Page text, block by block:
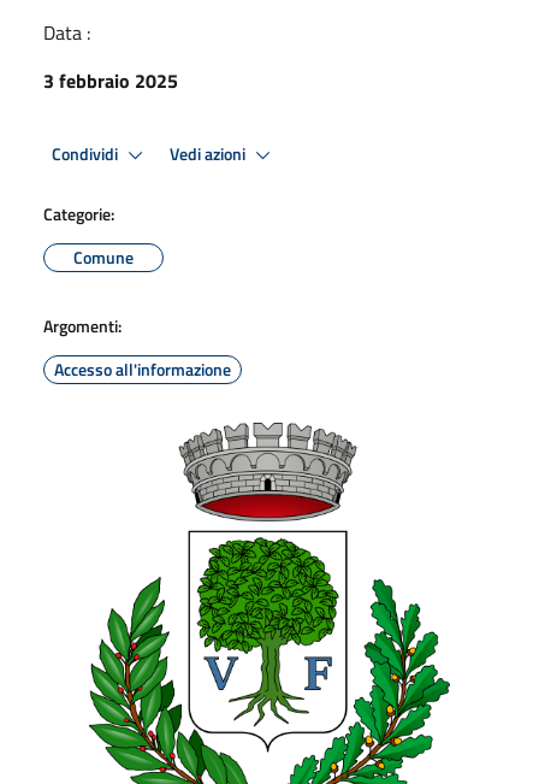
Data :
3 febbraio 2025
Condividi Vedi azioni
Categorie:
Comune
Argomenti:
Accesso all'informazione